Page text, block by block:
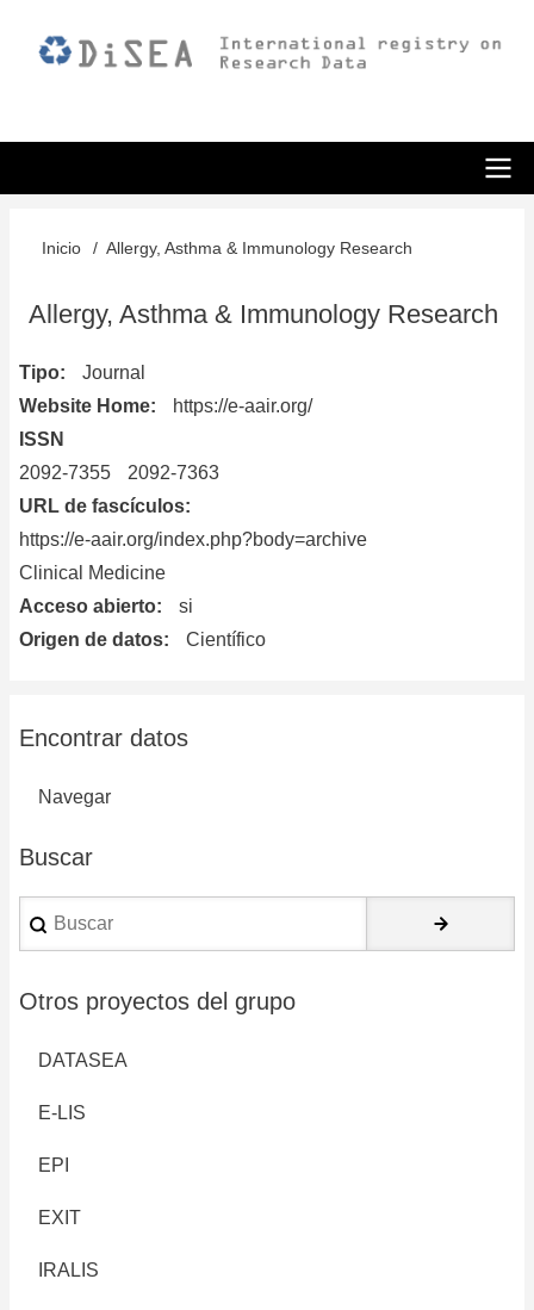
Sobrescribir
enlaces
ayuda
a
la
navegación
Inicio Allergy, Asthma & Immunology Research
Allergy, Asthma & Immunology Research
Tipo
Journal
Website Home
https://e-aair.org/
ISSN
2092-7355
2092-7363
URL de fascículos
https://e-aair.org/index.php?body=archive
Clinical Medicine
Acceso abierto
si
Origen de datos
Científico
Encontrar datos
Navegar
Buscar
Buscar
Otros proyectos del grupo
DATASEA
E-LIS
EPI
EXIT
IRALIS